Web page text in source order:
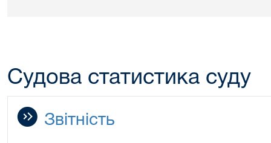
Судова статистика суду
Звітність